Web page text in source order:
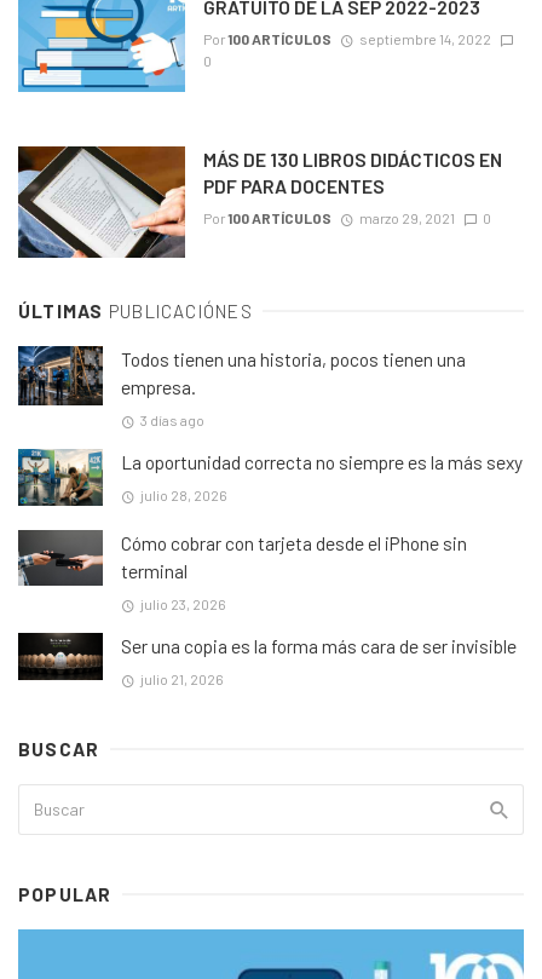
GRATUITO DE LA SEP 2022-2023
Por100 ARTÍCULOS
septiembre 14, 2022
0
MÁS DE 130 LIBROS DIDÁCTICOS EN
PDF PARA DOCENTES
Por100 ARTÍCULOS marzo 29, 2021 0
ÚLTIMAS PUBLICACIÓNES
Todos tienen una historia, pocos tienen una
empresa.
3 días ago
La oportunidad correcta no siempre es la más sexy
julio 28, 2026
Cómo cobrar con tarjeta desde el iPhone sin
terminal
julio 23, 2026
Ser una copia es la forma más cara de ser invisible
julio 21, 2026
BUSCAR
POPULAR